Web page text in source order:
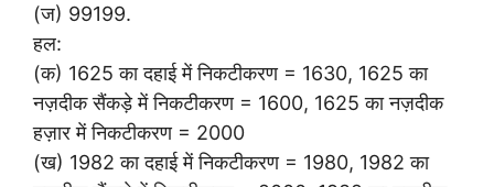
(ज) 99199.
हल:
(क) 1625 का दहाई में निकटीकरण = 1630, 1625 का
नज़दीक सैंकड़े में निकटीकरण = 1600, 1625 का नज़दीक
हज़ार में निकटीकरण = 2000
(ख) 1982 का दहाई में निकटीकरण = 1980, 1982 का